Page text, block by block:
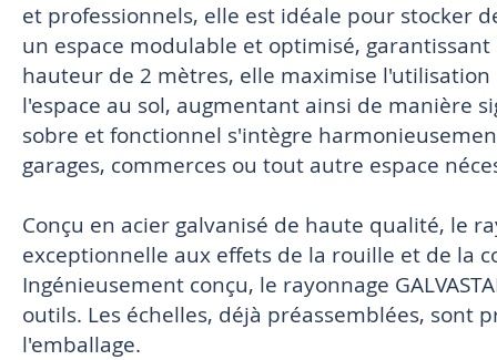
the
gallery
et professionnels, elle est idéale pour stocker
un espace modulable et optimisé,
hauteur de 2 mètres, elle maximise
l'espace au sol, augmentant ainsi de manière
sobre et fonctionnel s'intègre
garages, commerces ou tout autre espace
Conçu en acier galvanisé de haute qualité, le
exceptionnelle aux effets de la rouille et de la
Ingénieusement conçu, le rayonnage
outils. Les échelles, déjà préassemblées, sont
l'emballage.